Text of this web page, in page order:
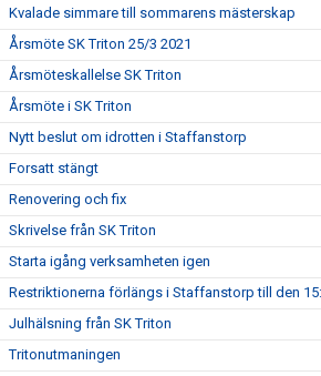
Kvalade simmare till sommarens mästerskap
Årsmöte SK Triton 25/3 2021
Årsmöteskallelse SK Triton
Årsmöte i SK Triton
Nytt beslut om idrotten i Staffanstorp
Forsatt stängt
Renovering och fix
Skrivelse från SK Triton
Starta igång verksamheten igen
Restriktionerna förlängs i Staffanstorp till den
Julhälsning från SK Triton
Tritonutmaningen